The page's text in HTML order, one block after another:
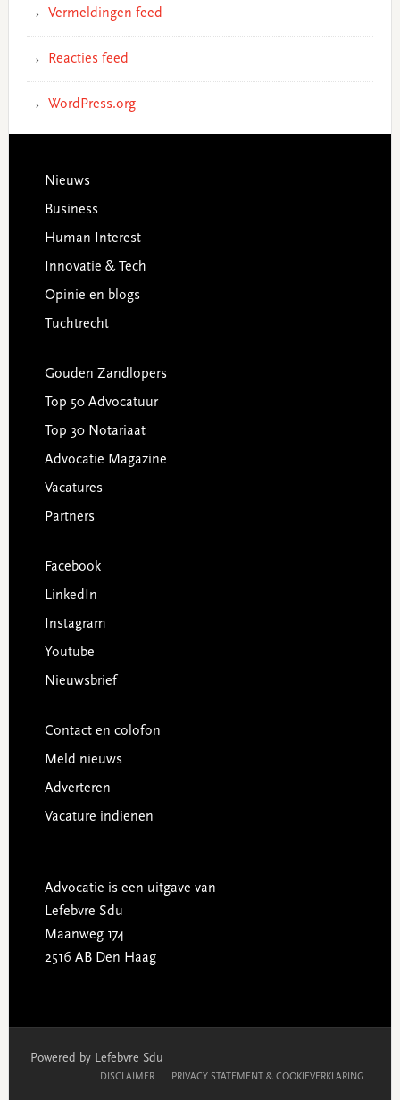
Vermeldingen feed
Reacties feed
WordPress.org
Footer
Nieuws
Business
Human Interest
Innovatie & Tech
Opinie en blogs
Tuchtrecht
Gouden Zandlopers
Top 50 Advocatuur
Top 30 Notariaat
Advocatie Magazine
Vacatures
Partners
Facebook
LinkedIn
Instagram
Youtube
Nieuwsbrief
Contact en colofon
Meld nieuws
Adverteren
Vacature indienen
Advocatie is een uitgave van
Lefebvre Sdu
Maanweg 174
2516 AB Den Haag
Powered by Lefebvre Sdu
DISCLAIMER PRIVACY STATEMENT & COOKIEVERKLARING